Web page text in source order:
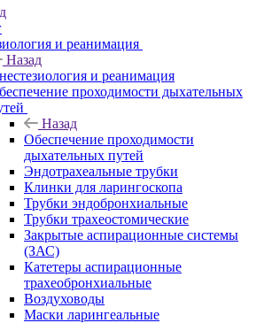
и реанимация
Назад
и реанимация
проходимости дыхательных
Назад
Обеспечение проходимости
дыхательных путей
Эндотрахеальные трубки
Клинки для ларингоскопа
Трубки эндобронхиальные
Трубки трахеостомические
Закрытые аспирационные системы
(ЗАС)
Катетеры аспирационные
трахеобронхиальные
Воздуховоды
Маски ларингеальные